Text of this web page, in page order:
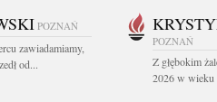
POZNAŃ
zawiadamiamy,
od...
POZNAŃ
Z głębokim
2026 w wieku